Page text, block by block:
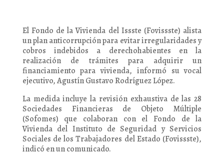
El Fondo de la Vivienda del Issste (Fovissste) alista
un plan anticorrupción para evitar irregularidades y
cobros indebidos a derechohabientes en la
realización de trámites para adquirir un
financiamiento para vivienda, informó su vocal
ejecutivo, Agustín Gustavo Rodríguez López.
La medida incluye la revisión exhaustiva de las 28
Sociedades Financieras de Objeto Múltiple
(Sofomes) que colaboran con el Fondo de la
Vivienda del Instituto de Seguridad y Servicios
Sociales de los Trabajadores del Estado (Fovissste),
indicó en un comunicado.